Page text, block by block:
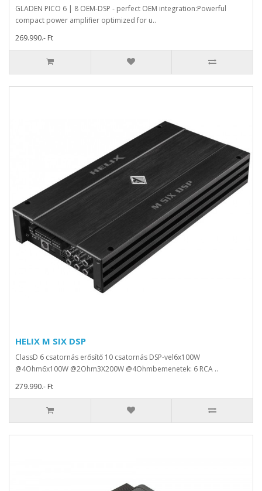
GLADEN PICO 6 | 8 OEM-DSP - perfect OEM integration:Powerful
compact power amplifier optimized for u..
269.990.- Ft
HELIX M SIX DSP
ClassD 6 csatornás erősítő 10 csatornás DSP-vel6x100W
@4Ohm6x100W @2Ohm3X200W @4Ohmbemenetek: 6 RCA ..
279.990.- Ft